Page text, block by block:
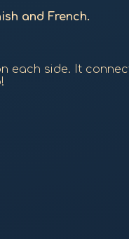
and French.
each side. It